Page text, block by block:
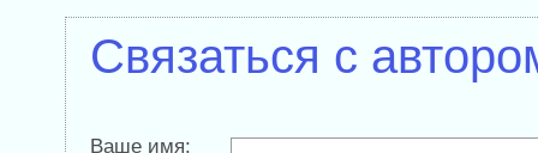
Связаться с
Ваше имя: